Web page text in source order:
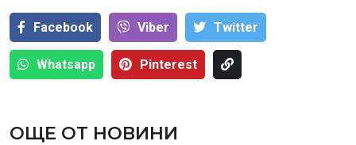
Facebook Viber Тwitter
Whatsapp Pinterest
ОЩЕ ОТ НОВИНИ